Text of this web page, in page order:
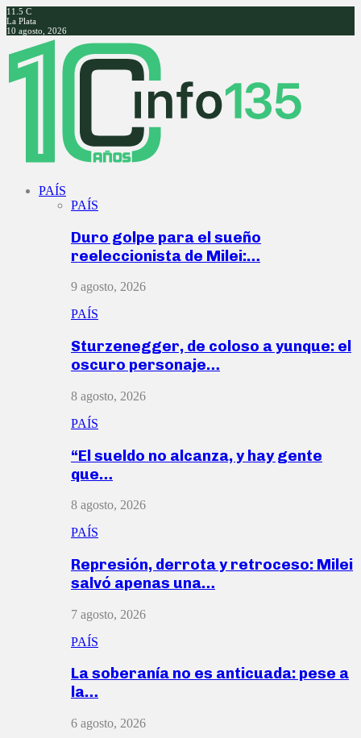
11.5 C
La Plata
10 agosto, 2026
Facebook
Twitter
Instagram
Youtube
PAÍS
PAÍS
Duro golpe para el sueño
reeleccionista de Milei:…
9 agosto, 2026
PAÍS
Sturzenegger, de coloso a yunque: el
oscuro personaje…
8 agosto, 2026
PAÍS
“El sueldo no alcanza, y hay gente
que…
8 agosto, 2026
PAÍS
Represión, derrota y retroceso: Milei
salvó apenas una…
7 agosto, 2026
PAÍS
La soberanía no es anticuada: pese a
la…
6 agosto, 2026